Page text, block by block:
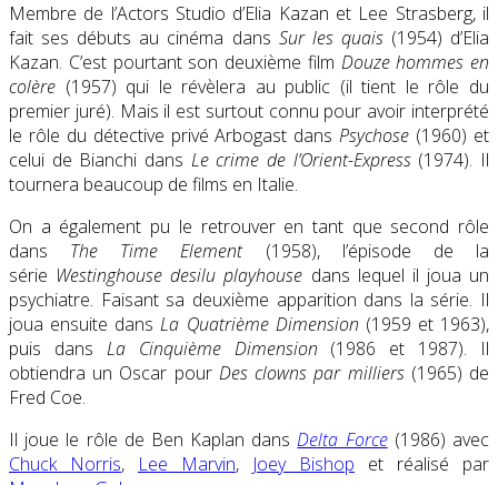
Membre de l’Actors Studio d’Elia Kazan et Lee Strasberg, il
fait ses débuts au cinéma dans Sur les quais(1954) d’Elia
Kazan. C’est pourtant son deuxième film Douze hommes en
colère (1957) qui le révèlera au public (il tient le rôle du
premier juré). Mais il est surtout connu pour avoir interprété
le rôle du détective privé Arbogast dansPsychose (1960) et
celui de Bianchi dans Le crime de l’Orient-Express (1974). Il
tournera beaucoup de films en Italie.
On a également pu le retrouver en tant que second rôle
dans The Time Element (1958), l’épisode de la
série Westinghouse desilu playhouse dans lequel il joua un
psychiatre. Faisant sa deuxième apparition dans la série. Il
joua ensuite dansLa Quatrième Dimension (1959 et 1963),
puis dans La Cinquième Dimension (1986 et 1987). Il
obtiendra un Oscar pour Des clowns par milliers(1965) de
Fred Coe.
Il joue le rôle de Ben Kaplan dansDelta Force (1986) avec
Chuck Norris, Lee Marvin, Joey Bishop et réalisé par